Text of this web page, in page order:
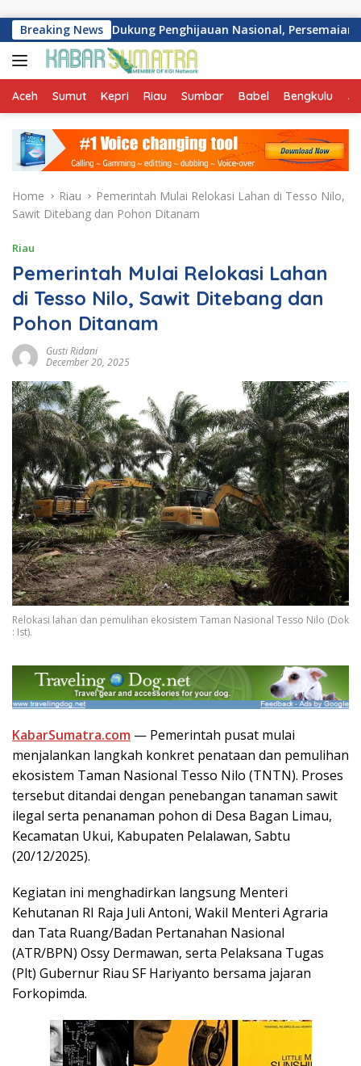
Breaking News
Dukung Penghijauan Nasional, Persemaian Sriwijaya
Aceh Sumut Kepri Riau Sumbar Babel Bengkulu
Home Riau
Pemerintah Mulai Relokasi Lahan di Tesso Nilo,
Sawit Ditebang dan Pohon Ditanam
Riau
Pemerintah Mulai Relokasi Lahan
di Tesso Nilo, Sawit Ditebang dan
Pohon Ditanam
Gusti Ridani
December 20, 2025
Relokasi lahan dan pemulihan ekosistem Taman Nasional Tesso Nilo (Dok
: Ist).
KabarSumatra.com — Pemerintah pusat mulai
menjalankan langkah konkret penataan dan pemulihan
ekosistem Taman Nasional Tesso Nilo (TNTN). Proses
tersebut ditandai dengan penebangan tanaman sawit
ilegal serta penanaman pohon di Desa Bagan Limau,
Kecamatan Ukui, Kabupaten Pelalawan, Sabtu
(20/12/2025).
Kegiatan ini menghadirkan langsung Menteri
Kehutanan RI Raja Juli Antoni, Wakil Menteri Agraria
dan Tata Ruang/Badan Pertanahan Nasional
(ATR/BPN) Ossy Dermawan, serta Pelaksana Tugas
(Plt) Gubernur Riau SF Hariyanto bersama jajaran
Forkopimda.